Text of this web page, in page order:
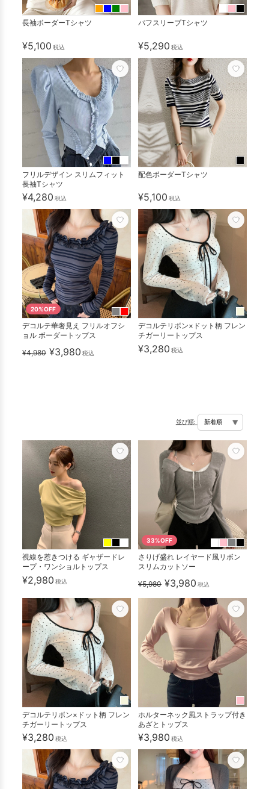
長袖ボーダーTシャツ
¥5,100 税込
パフスリーブTシャツ
¥5,290 税込
フリルデザイン スリムフィット
長袖Tシャツ
¥4,280 税込
配色ボーダーTシャツ
¥5,100 税込
20%OFF
デコルテ華奢見え フリルオフシ
ョル ボーダートップス
¥4,980 ¥3,980 税込
デコルテリボン×ドット柄 フレン
チガーリートップス
¥3,280 税込
並び順:
視線を惹きつける ギャザードレ
ープ・ワンショルトップス
¥2,980 税込
33%OFF
さりげ盛れ レイヤード風リボン
スリムカットソー
¥5,980 ¥3,980 税込
デコルテリボン×ドット柄 フレン
チガーリートップス
¥3,280 税込
ホルターネック風ストラップ付き
あざとトップス
¥3,980 税込